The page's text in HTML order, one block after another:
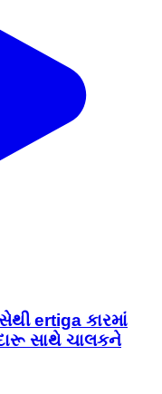
ertiga કારમાં
સાથે ચાલકને